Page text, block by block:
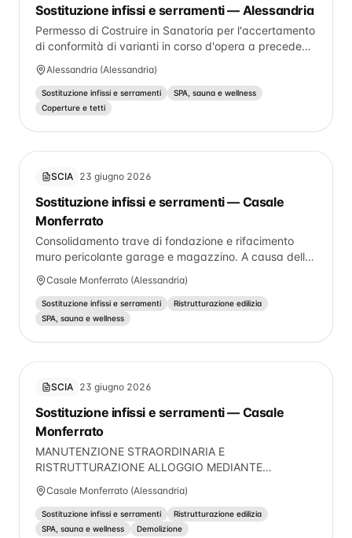
Sostituzione infissi e serramenti — Alessandria
Permesso di Costruire in Sanatoria per l'accertamento
di conformità di varianti in corso d'opera a precedenti
titoli abilitativi (C.E. n. 82/1977, Variante 13/08/1982,
D.I.A. n. 954281/1995 e Variante n. 963187/1996).
Intervento di parziale modifica prospettica mediante
prolungamento dell'abbaino sul fronte interno
tramezzatura).
Alessandria (Alessandria)
Sostituzione infissi e serramenti
SPA, sauna e wellness
Coperture e tetti
SCIA 23 giugno 2026
Sostituzione infissi e serramenti — Casale
Monferrato
Consolidamento trave di fondazione e rifacimento
muro pericolante garage e magazzino. A causa della
crescita dell'apparato radicale di un albero vicino al
muro perimetrale del garage, è stato danneggiato
l'appoggio del muro che oggi presenta importanti
crepe ed è a rischio crollo. Ci sono crepe iniziali anche
di fondazione del muro e al rifacimento del muro
interessato dalle spaccature.
Casale Monferrato (Alessandria)
Sostituzione infissi e serramenti
Ristrutturazione edilizia
SPA, sauna e wellness
SCIA 23 giugno 2026
Sostituzione infissi e serramenti — Casale
Monferrato
MANUTENZIONE STRAORDINARIA E
RISTRUTTURAZIONE ALLOGGIO MEDIANTE
DEMOLIZIONE PORZIONI TRAMEZZE INTERNE,
CHIUSURA APERTURE INTERNE CON MATTONI
FORATI AL FINE DI CREARE DIVERSA DISTRIBUZIONE
SPAZI INTERNI, INTONACATURA OVE NECESSARIO,
Casale Monferrato (Alessandria)
Sostituzione infissi e serramenti
Ristrutturazione edilizia
SPA, sauna e wellness
Demolizione